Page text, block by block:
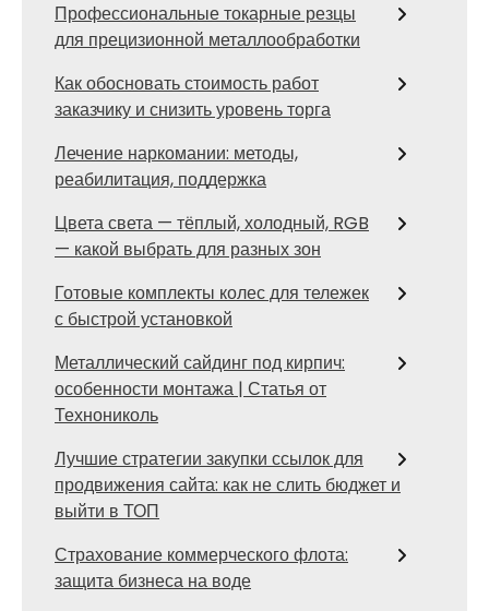
Профессиональные токарные резцы
для прецизионной металлообработки
Как обосновать стоимость работ
заказчику и снизить уровень торга
Лечение наркомании: методы,
реабилитация, поддержка
Цвета света — тёплый, холодный, RGB
— какой выбрать для разных зон
Готовые комплекты колес для тележек
с быстрой установкой
Металлический сайдинг под кирпич:
особенности монтажа | Статья от
Технониколь
Лучшие стратегии закупки ссылок для
продвижения сайта: как не слить бюджет и
выйти в ТОП
Страхование коммерческого флота:
защита бизнеса на воде